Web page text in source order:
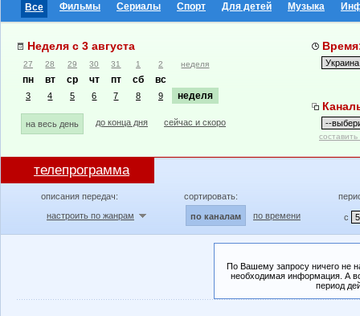
Все Фильмы Сериалы Спорт Для детей Музыка
Неделя с 3 августа
27 28 29 30 31 1 2 неделя
пн вт ср чт пт сб вс
3 4 5 6 7 8 9 неделя
на весь день до конца дня сейчас и скоро
телепрограмма
описания передач:
настроить по жанрам
сортировать:
по каналам по времени с
По Вашему запросу ничего не
необходимая информация. А
период